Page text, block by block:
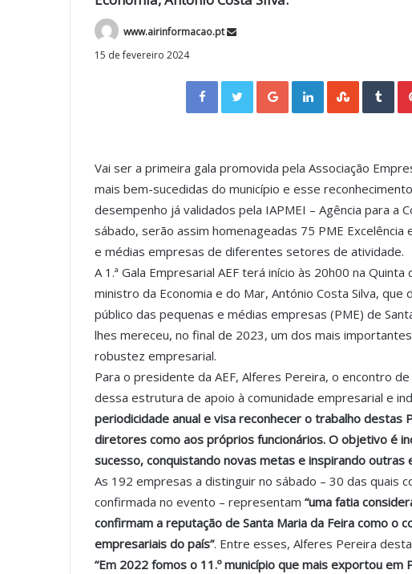
www.airinformacao.pt
15 de fevereiro 2024
Facebook Twitter Google+ LinkedIn StumbleUpon Tumblr
Vai ser a primeira gala promovida pela Associação
mais bem-sucedidas do município e esse
desempenho já validados pela IAPMEI – Agência para a
sábado, serão assim homenageadas 75 PME
e médias empresas de diferentes setores de atividade.
A 1.ª Gala Empresarial AEF terá início às 20h00 na
ministro da Economia e do Mar, António Costa Silva,
público das pequenas e médias empresas (PME) de
lhes mereceu, no final de 2023, um dos mais
robustez empresarial.
Para o presidente da AEF, Alferes Pereira, o encontro
dessa estrutura de apoio à comunidade empresarial e
periodicidade anual e visa reconhecer o trabalho destas
diretores como aos próprios funcionários. O objetivo é
sucesso, conquistando novas metas e inspirando outras
As 192 empresas a distinguir no sábado – 30 das quais
confirmada no evento – representam “uma fatia
confirmam a reputação de Santa Maria da Feira como o
empresariais do país”. Entre esses, Alferes Pereira
“Em 2022 fomos o 11.º município que mais exportou em